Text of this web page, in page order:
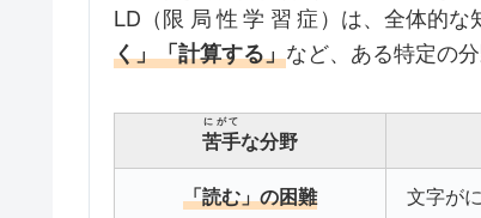
LD（限局性学習症）は、 全体的な
く」「計算する」など、ある特定の
苦手
にがて
な分野
「読む」の困難
文字が